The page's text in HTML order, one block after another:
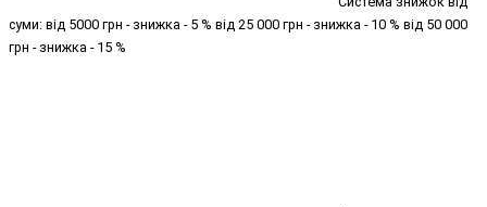
суми: від 5000 грн - знижка - 5 % від 25 000 грн - знижка - 10 % від 50 000
грн - знижка - 15 %